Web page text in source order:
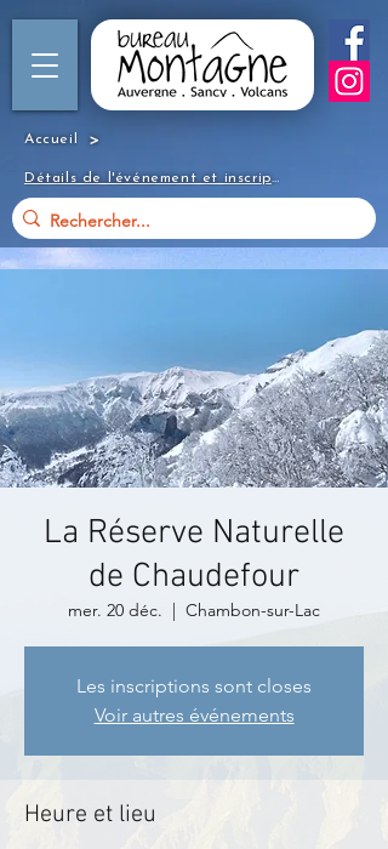
Accueil >
Détails de l'événement et inscription
La Réserve Naturelle
de Chaudefour
mer. 20 déc.
  |
Chambon-sur-Lac
Les inscriptions sont closes
Voir autres événements
Heure et lieu